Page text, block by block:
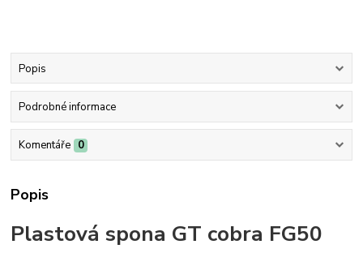
Popis
Podrobné informace
Komentáře 0
Popis
Plastová spona GT cobra FG50